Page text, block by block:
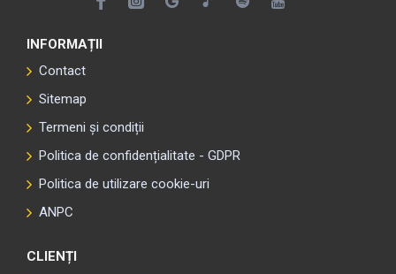
INFORMAȚII
Contact
Sitemap
Termeni și condiții
Politica de confidențialitate - GDPR
Politica de utilizare cookie-uri
ANPC
CLIENȚI